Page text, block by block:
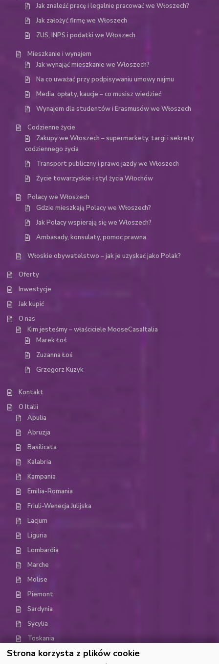
Jak znaleźć pracę i legalnie pracować we Włoszech?
Jak założyć firmę we Włoszech
ZUS, INPS i podatki we Włoszech
Mieszkanie i wynajem
Jak wynająć mieszkanie we Włoszech?
Na co uważać przy podpisywaniu umowy najmu
Media, opłaty, kaucje – co musisz wiedzieć
Wynajem dla studentów i Erasmusów we Włoszech
Codzienne życie
Zakupy we Włoszech – supermarkety, targi i sekrety
codziennego życia
Transport publiczny i prawo jazdy we Włoszech
Życie towarzyskie i styl życia Włochów
Polacy we Włoszech
Gdzie mieszkają Polacy we Włoszech?
Jak Polacy wspierają się we Włoszech?
Ambasady, konsulaty, pomoc prawna
Włoskie obywatelstwo – jak je uzyskać jako Polak?
Oferty
Inwestycje
Jak kupić
O nas
Kim jesteśmy – właściciele MooseCasaItalia
Marek Łoś
Zuzanna Łoś
Grzegorz Kuzyk
Kontakt
O Italii
Apulia
Abruzja
Basilicata
Kalabria
Kampania
Emilia-Romania
Friuli-Wenecja Julijska
Lacjum
Liguria
Lombardia
Marche
Molise
Piemont
Sardynia
Sycylia
Toskania
Trydent-Górna Adyga (Trentino-Alto Adige)
Strona korzysta z plików cookie